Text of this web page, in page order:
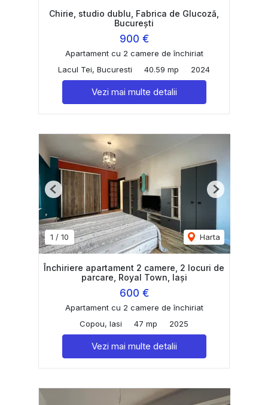
Chirie, studio dublu, Fabrica de Glucoză,
București
900 €
Apartament cu 2 camere de închiriat
Lacul Tei, Bucuresti
40.59 mp 2024
Vezi mai multe detalii
1 / 10 Harta
Previous Next
Închiriere apartament 2 camere, 2 locuri de
parcare, Royal Town, Iași
600 €
Apartament cu 2 camere de închiriat
Copou, Iasi
47 mp 2025
Vezi mai multe detalii